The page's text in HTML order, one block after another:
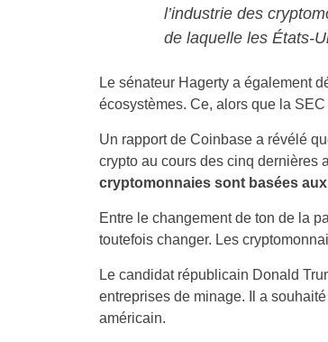
l’industrie des
de laquelle les États-
Le sénateur Hagerty a également
écosystèmes. Ce, alors que la
Un rapport de Coinbase a révélé
crypto au cours des cinq dernières
cryptomonnaies sont basées
Entre le changement de ton de la
toutefois changer. Les
Le candidat républicain Donald
entreprises de minage. Il a
américain.